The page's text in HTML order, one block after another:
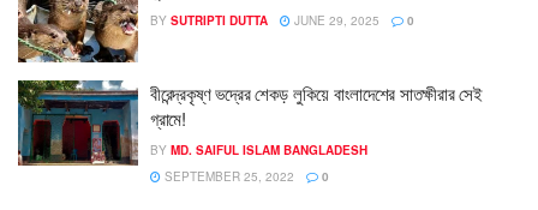
BY SUTRIPTI DUTTA JUNE 29, 2025 0
বীরেন্দ্রকৃষ্ণ ভদ্রের শেকড় লুকিয়ে বাংলাদেশের সাতক্ষীরার সেই
গ্রামে!
BY MD. SAIFUL ISLAM BANGLADESH
SEPTEMBER 25, 2022
0